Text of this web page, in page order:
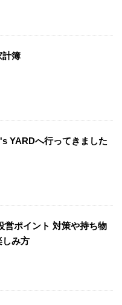
計簿
YARDへ行ってきました
営ポイント 対策や持ち物
しみ方